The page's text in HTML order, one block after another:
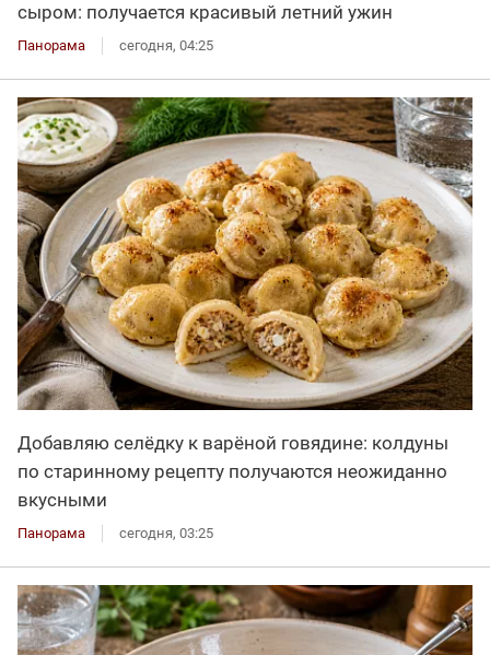
сыром: получается красивый летний ужин
Панорама сегодня, 04:25
Добавляю селёдку к варёной говядине: колдуны
по старинному рецепту получаются неожиданно
вкусными
Панорама сегодня, 03:25